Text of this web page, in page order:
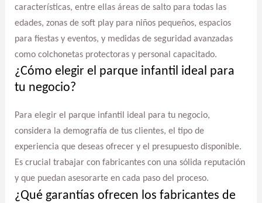
características, entre ellas áreas de salto para todas las
edades, zonas de soft play para niños pequeños, espacios
para fiestas y eventos, y medidas de seguridad avanzadas
como colchonetas protectoras y personal capacitado.
¿Cómo elegir el parque infantil ideal para
tu negocio?
Para elegir el parque infantil ideal para tu negocio,
considera la demografía de tus clientes, el tipo de
experiencia que deseas ofrecer y el presupuesto disponible.
Es crucial trabajar con fabricantes con una sólida reputación
y que puedan asesorarte en cada paso del proceso.
¿Qué garantías ofrecen los fabricantes de